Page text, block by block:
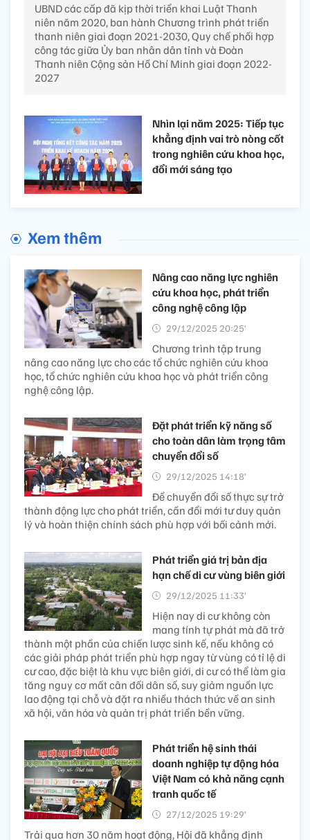
UBND các cấp đã kịp thời triển khai Luật Thanh
niên năm 2020, ban hành Chương trình phát triển
thanh niên giai đoạn 2021-2030, Quy chế phối hợp
công tác giữa Ủy ban nhân dân tỉnh và Đoàn
Thanh niên Cộng sản Hồ Chí Minh giai đoạn 2022-
2027
Nhìn lại năm 2025: Tiếp tục
khẳng định vai trò nòng cốt
trong nghiên cứu khoa học,
đổi mới sáng tạo
Xem thêm
Nâng cao năng lực nghiên
cứu khoa học, phát triển
công nghệ công lập
29/12/2025 20:25’
Chương trình tập trung
nâng cao năng lực cho các tổ chức nghiên cứu khoa
học, tổ chức nghiên cứu khoa học và phát triển công
nghệ công lập.
Đặt phát triển kỹ năng số
cho toàn dân làm trọng tâm
chuyển đổi số
29/12/2025 14:18’
Để chuyển đổi số thực sự trở
thành động lực cho phát triển, cần đổi mới tư duy quản
lý và hoàn thiện chính sách phù hợp với bối cảnh mới.
Phát triển giá trị bản địa
hạn chế di cư vùng biên giới
29/12/2025 11:33’
Hiện nay di cư không còn
mang tính tự phát mà đã trở
thành một phần của chiến lược sinh kế, nếu không có
các giải pháp phát triển phù hợp ngay từ vùng có tỉ lệ di
cư cao, đặc biệt là khu vực biên giới, di cư có thể làm gia
tăng nguy cơ mất cân đối dân số, suy giảm nguồn lực
lao động tại chỗ và đặt ra nhiều thách thức về an sinh
xã hội, văn hóa và quản trị phát triển bền vững.
Phát triển hệ sinh thái
doanh nghiệp tự động hóa
Việt Nam có khả năng cạnh
tranh quốc tế
27/12/2025 19:29’
Trải qua hơn 30 năm hoạt động, Hội đã khẳng định